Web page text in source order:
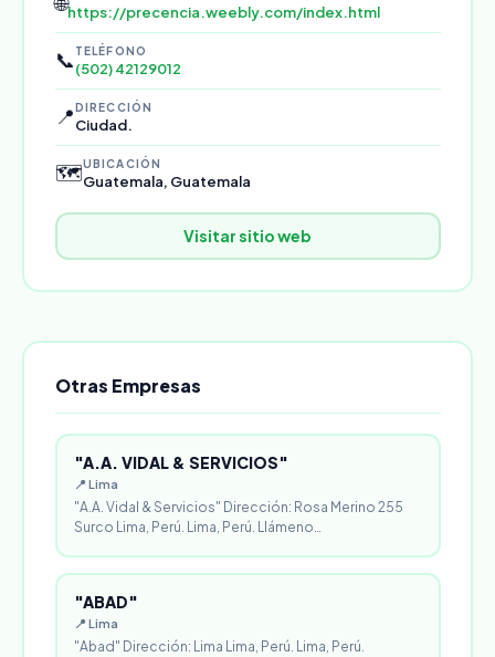
https://precencia.weebly.com/index.html
📞 TELÉFONO
(502) 42129012
📍DIRECCIÓN
Ciudad.
🗺️UBICACIÓN
Guatemala, Guatemala
Visitar sitio web
Otras Empresas
"A.A. VIDAL & SERVICIOS"
📍 Lima
"A.A. Vidal & Servicios" Dirección: Rosa Merino 255
Surco Lima, Perú. Lima, Perú. Llámeno…
"ABAD"
📍 Lima
"Abad" Dirección: Lima Lima, Perú. Lima, Perú.